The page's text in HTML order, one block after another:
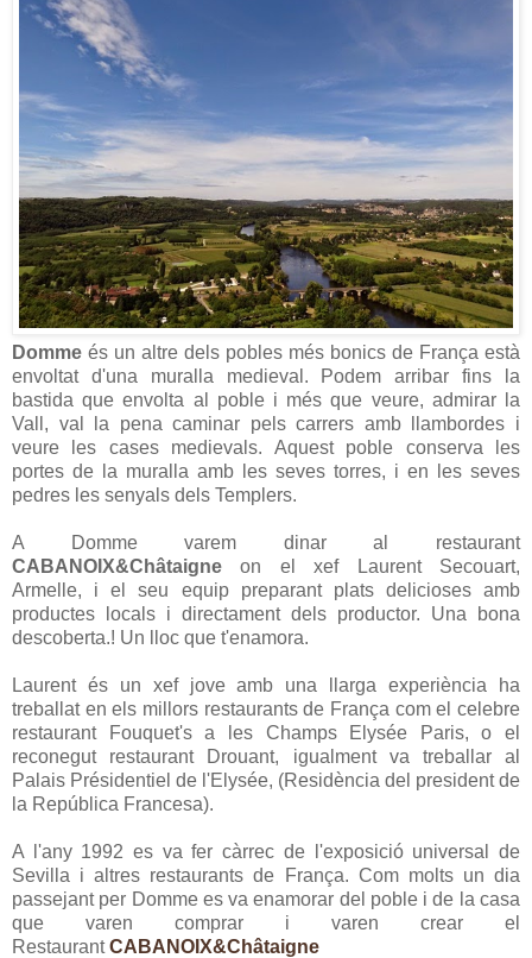
Domme és un altre dels pobles més bonics de França està
envoltat d'una muralla medieval. Podem arribar fins la
bastida que envolta al poble i més que veure, admirar la
Vall, val la pena caminar pels carrers amb llambordes i
veure les cases medievals. Aquest poble conserva les
portes de la muralla amb les seves torres, i en les seves
pedres les senyals dels Templers.
A Domme varem dinar al restaurant
CABANOIX&Châtaigne on el xef Laurent Secouart,
Armelle, i el seu equip preparant plats delicioses amb
productes locals i directament dels productor. Una bona
descoberta.! Un lloc que t'enamora.
Laurent és un xef jove amb una llarga experiència ha
treballat en els millors restaurants de França com el celebre
restaurant Fouquet's a les Champs Elysée Paris, o el
reconegut restaurant Drouant, igualment va treballar al
Palais Présidentiel de l'Elysée, (Residència del president de
la República Francesa).
A l'any 1992 es va fer càrrec de l'exposició universal de
Sevilla i altres restaurants de França. Com molts un dia
passejant per Domme es va enamorar del poble i de la casa
que varen comprar i varen crear el
RestaurantCABANOIX&Châtaigne